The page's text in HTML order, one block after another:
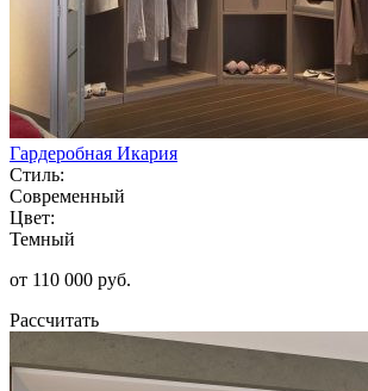
Гардеробная Икария
Стиль:
Современный
Цвет:
Темный
от 110 000 руб.
Рассчитать